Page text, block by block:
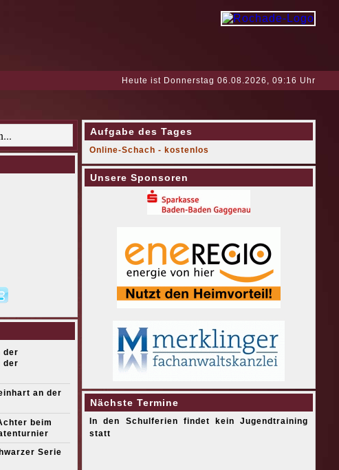
Heute ist Donnerstag 06.08.2026, 09:16 Uhr
der
der
an der
beim
Serie
Aufgabe des Tages
Online-Schach - kostenlos
Unsere Sponsoren
Nächste Termine
In den Schulferien findet kein Jugendtraining
statt